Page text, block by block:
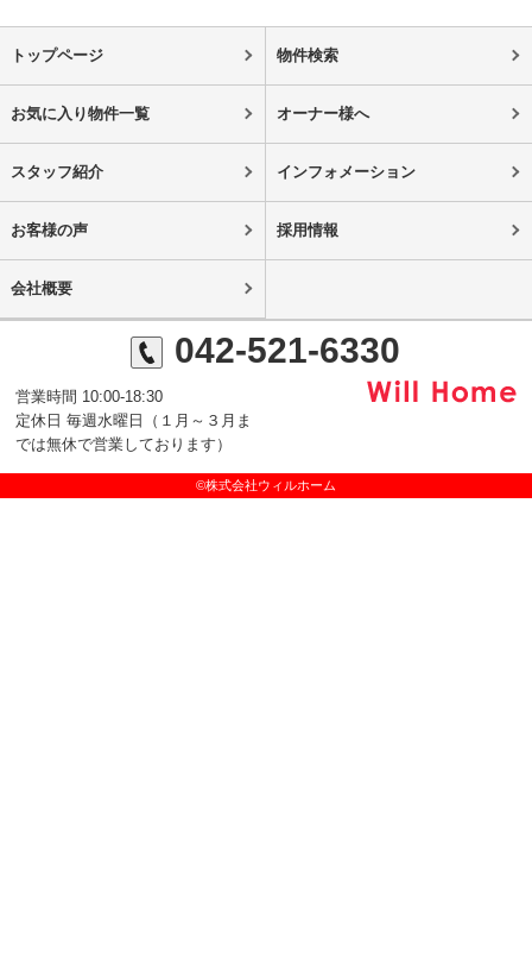
トップページ 物件検索
お気に入り物件一覧 オーナー様へ
スタッフ紹介 インフォメーション
お客様の声 採用情報
会社概要
042-521-6330
営業時間 10:00-18:30
定休日 毎週水曜日（１月～３月ま
では無休で営業しております）
©株式会社ウィルホーム